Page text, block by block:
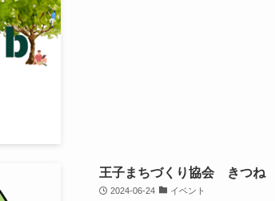
王子まちづくり協会 きつね
2024-06-24 イベント